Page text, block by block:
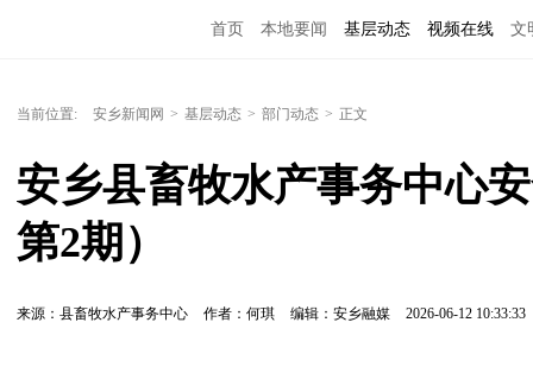
首页 本地要闻 基层动态 视频在线 文
当前位置: 安乡新闻网 > 基层动态 > 部门动态 > 正文
安乡县畜牧水产事务中心
第2期）
来源：县畜牧水产事务中心 作者：何琪 编辑：安乡融媒 2026-06-12 10:33:33